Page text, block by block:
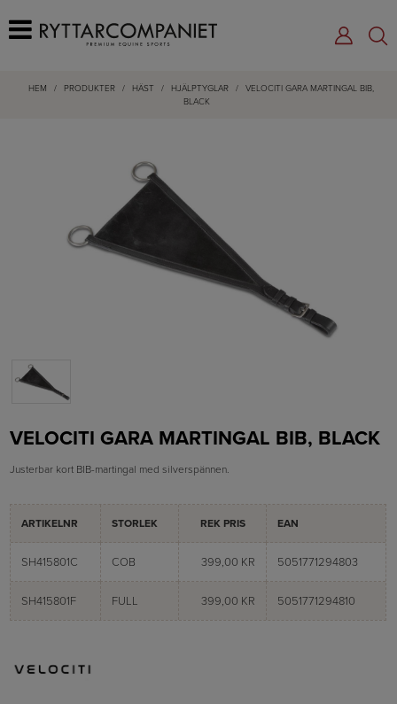
HEM / PRODUKTER / HÄST / HJÄLPTYGLAR / VELOCITI GARA MARTINGAL BIB,
BLACK
VELOCITI GARA MARTINGAL BIB, BLACK
Justerbar kort BIB-martingal med silverspännen.
ARTIKELNR STORLEK REK PRIS EAN
SH415801C COB 399,00 KR 5051771294803
SH415801F FULL 399,00 KR 5051771294810